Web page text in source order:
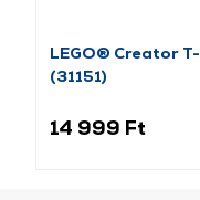
LEGO® Creator
(31151)
14 999 Ft